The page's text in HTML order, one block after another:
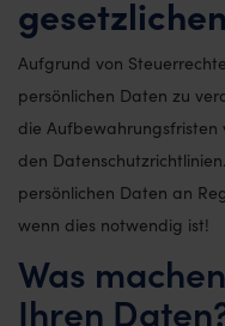
Aufgrund von
persönlichen Daten zu
die Aufbewahrungsfristen
den
persönlichen Daten an
wenn dies notwendig ist!
Was
Ihren